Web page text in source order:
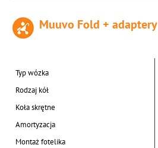
Muuvo Fold + adaptery
Typ wózka
Rodzaj kół
Koła skrętne
Amortyzacja
Montaż fotelika